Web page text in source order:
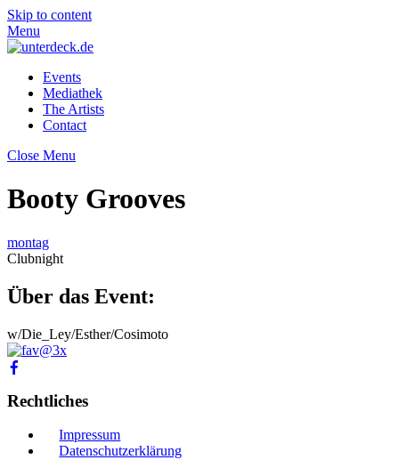
Skip to content
Menu
Events
Mediathek
The Artists
Contact
Close Menu
Booty Grooves
montag
Clubnight
Über das Event:
w/Die_Ley/Esther/Cosimoto
Rechtliches
Impressum
Datenschutzerklärung